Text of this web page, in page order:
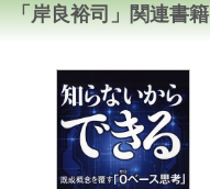
「岸良裕司」関連書籍